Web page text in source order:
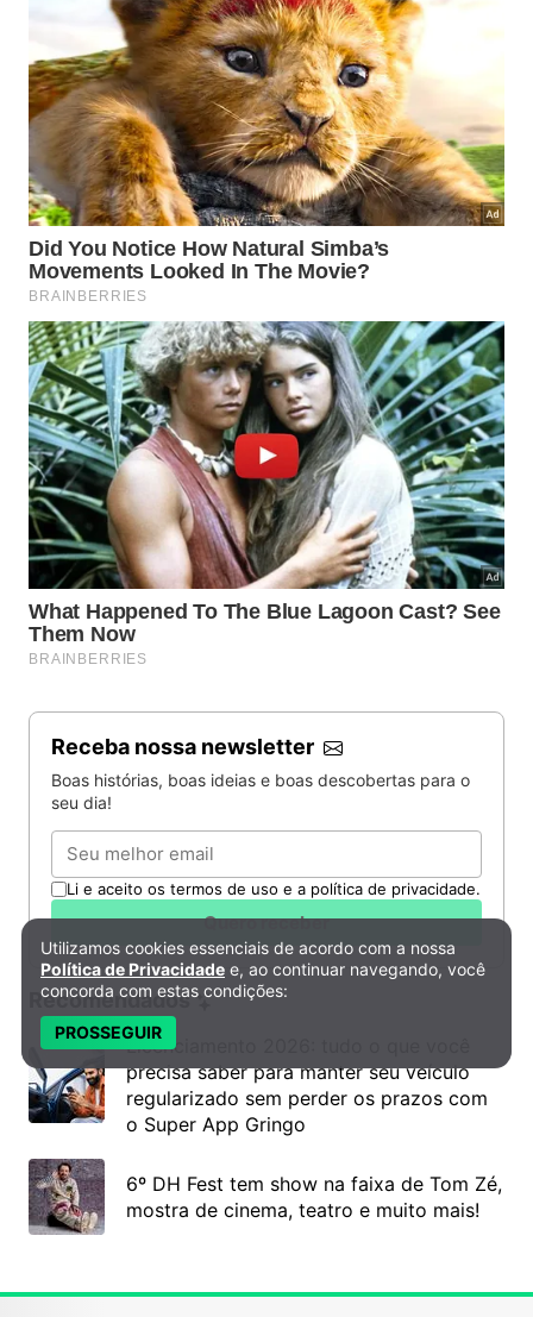
Receba nossa newsletter
Boas histórias, boas ideias e boas descobertas para o
seu dia!
Email
Li e aceito os termos de uso e a política de privacidade.
Quero receber
Recomendados
Licenciamento 2026: tudo o que você
precisa saber para manter seu veículo
regularizado sem perder os prazos com
o Super App Gringo
6º DH Fest tem show na faixa de Tom Zé,
mostra de cinema, teatro e muito mais!
Política de Privacidade e Cookies
Utilizamos cookies essenciais de acordo com a nossa
Política de Privacidade e, ao continuar navegando, você
concorda com estas condições:
PROSSEGUIR